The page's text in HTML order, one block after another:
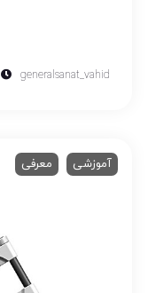
generalsanat_vahid 07 سپتامبر 2022
آموزشی معرفی